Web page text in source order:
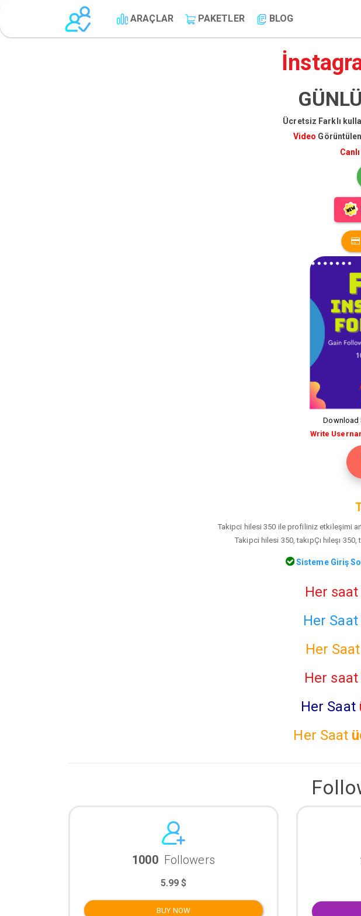
ARAÇLAR PAKETLER BLOG
Ücretsiz Farklı
Video
Download
Write
Takipci hilesi 350 ile profiliniz etkileşimi
Takipci hilesi 350, takıpÇı hıleşı
Sisteme Giriş
Her saat
Her Saat
Her Saat
Her saat
Her Saat
Her Saat
1000 Followers
5.99 $
BUY NOW